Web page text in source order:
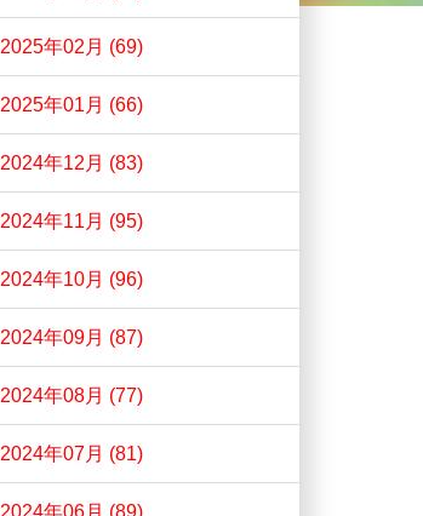
2025年02月 (69)
2025年01月 (66)
2024年12月 (83)
2024年11月 (95)
2024年10月 (96)
2024年09月 (87)
2024年08月 (77)
2024年07月 (81)
2024年06月 (89)